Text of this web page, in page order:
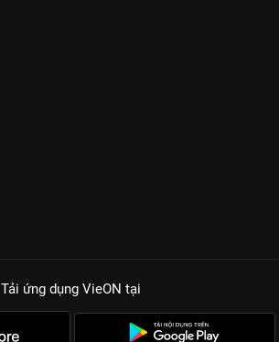
Tải ứng dụng VieON tại